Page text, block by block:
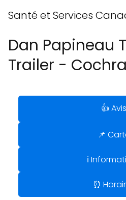
Santé et Services
Dan Papineau
Trailer -
👍 Avis
📌
ℹ️
⏰